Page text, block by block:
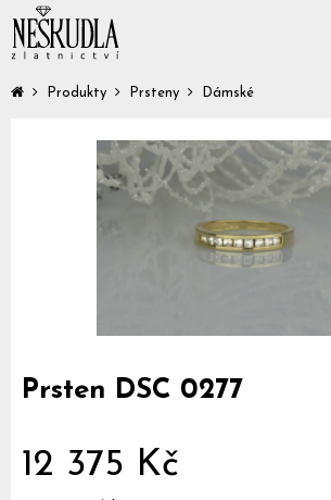
Produkty Prsteny Dámské
Prsten DSC 0277
12 375 Kč